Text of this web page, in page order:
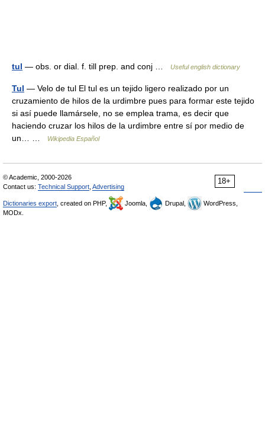
tul — obs. or dial. f. till prep. and conj … Useful english dictionary
Tul — Velo de tul El tul es un tejido ligero realizado por un
cruzamiento de hilos de la urdimbre pues para formar este tejido
si así puede llamársele, no se emplea trama, es decir que
haciendo cruzar los hilos de la urdimbre entre sí por medio de
un… …
Wikipedia Español
18+
© Academic, 2000-2026
Contact us: Technical Support Advertising
Dictionaries export , created on PHP, Joomla, Drupal,
WordPress,
MODx.